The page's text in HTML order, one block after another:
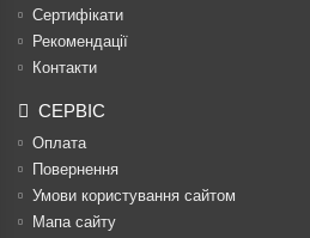
Сертифікати
Рекомендації
Контакти
СЕРВІС
Оплата
Повернення
Умови користування сайтом
Мапа сайту